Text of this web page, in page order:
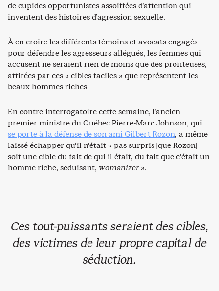
de cupides opportunistes assoiffées d’attention qui
inventent des histoires d’agression sexuelle.
À en croire les différents témoins et avocats engagés
pour défendre les agresseurs allégués, les femmes qui
accusent ne seraient rien de moins que des profiteuses,
attirées par ces « cibles faciles » que représentent les
beaux hommes riches.
En contre-interrogatoire cette semaine, l’ancien
premier ministre du Québec Pierre-Marc Johnson, qui
se porte à la défense de son ami Gilbert Rozon, a même
laissé échapper qu’il n’était « pas surpris [que Rozon]
soit une cible du fait de qui il était, du fait que c’était un
homme riche, séduisant, womanizer».
Ces tout-puissants seraient des cibles,
des victimes de leur propre capital de
séduction.